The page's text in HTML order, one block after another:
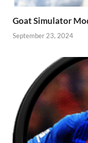
Goat Simulator
September 23, 2024